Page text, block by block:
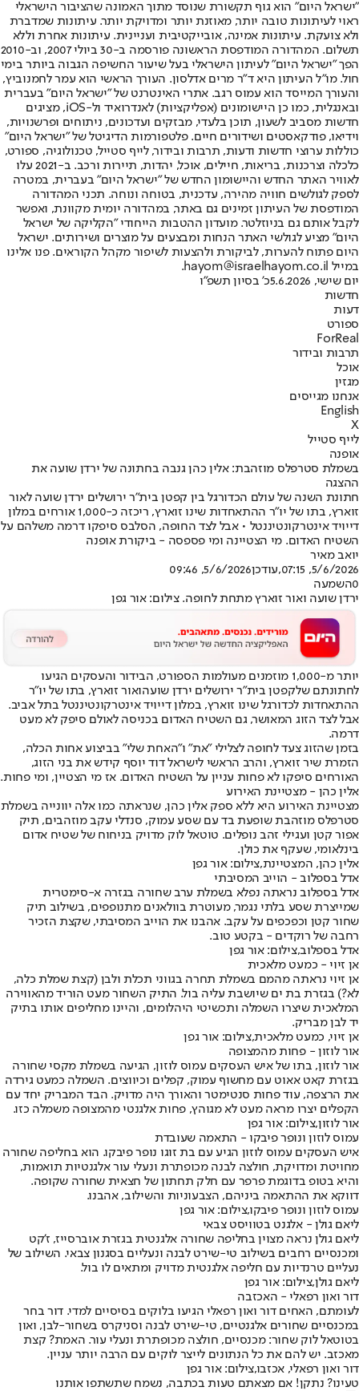
"ישראל היום" הוא גוף תקשורת שנוסד מתוך האמונה שהציבור הישראלי
ראוי לעיתונות טובה יותר, מאוזנת יותר ומדויקת יותר. עיתונות שמדברת
ולא צועקת. עיתונות אמינה, אובייקטיבית ועניינית. עיתונות אחרת וללא
תשלום. המהדורה המודפסת הראשונה פורסמה ב-30 ביולי 2007, וב-2010
הפך "ישראל היום" לעיתון הישראלי בעל שיעור החשיפה הגבוה ביותר בימי
חול. מו"ל העיתון היא ד"ר מרים אדלסון. העורך הראשי הוא עמר לחמנוביץ,
והעורך המייסד הוא עמוס רגב. אתרי האינטרנט של "ישראל היום" בעברית
ובאנגלית, כמו כן היישומונים (אפליקציות) לאנדרואיד ול-iOS, מציגים
חדשות מסביב לשעון, תוכן בלעדי, מבזקים ועדכונים, ניתוחים ופרשנויות,
וידיאו, פודקאסטים ושידורים חיים. פלטפורמות הדיגיטל של "ישראל היום"
כוללות ערוצי חדשות ודעות, תרבות ובידור, לייף סטייל, טכנולוגיה, ספורט,
כלכלה וצרכנות, בריאות, חיילים, אוכל, יהדות, תיירות ורכב. ב-2021 עלו
לאוויר האתר החדש והיישומון החדש של "ישראל היום" בעברית, במטרה
לספק לגולשים חוויה מהירה, עדכנית, בטוחה ונוחה. תכני המהדורה
המודפסת של העיתון זמינים גם באתר, במהדורה יומית מקוונת, ואפשר
לקבל אותם גם בניוזלטר. מועדון ההטבות הייחודי "הקליקה של ישראל
היום" מציע לגולשי האתר הנחות ומבצעים על מוצרים ושירותים. ישראל
היום פתוח להערות, לביקורת ולהצעות לשיפור מקהל הקוראים. פנו אלינו
במייל hayom@israelhayom.co.il.
יום שישי, 5.6.2026
כ' בסיון תשפ"ו
חדשות
דעות
ספורט
ForReal
תרבות ובידור
אוכל
מגזין
אנחנו מגייסים
English
X
לייף סטייל
אופנה
בשמלת סטרפלס מוזהבת: אלין כהן גנבה בחתונה של ירדן שועה את
ההצגה
חתונת השנה של עולם הכדורגל בין קפטן בית"ר ירושלים ירדן שועה לאור
זוארץ, בתו של יו"ר ההתאחדות שינו זוארץ, ריכזה כ-1,000 אורחים במלון
דייויד אינטרקונטיננטל • אבל לצד החופה, הסלבס סיפקו דרמה משלהם על
השטיח האדום. מי הצטיינה ומי פספסה - ביקורת אופנה
יואב מאיר
5/6/2026, 07:15
,עודכן5/6/2026, 09:46
0השמעה
ירדן שועה ואור זוארץ מתחת לחופה. צילום: אור גפן
יותר מ-1,000 מוזמנים מעולמות הספורט, הבידור והעסקים הגיעו
לחתונתם שלקפטן בית"ר ירושלים ירדן שועהואור זוארץ, בתו של יו"ר
ההתאחדות לכדורגל שינו זוארץ, במלון דייויד אינטרקונטיננטל בתל אביב.
אבל לצד הזוג המאושר, גם השטיח האדום בכניסה לאולם סיפק לא מעט
דרמה.
בזמן שהזוג צעד לחופה לצלילי "את" ו"האחת שלי" בביצוע אחות הכלה,
הזמרת שיר זוארץ, והרב הראשי לישראל דוד יוסף קידש את בני הזוג,
האורחים סיפקו לא פחות עניין על השטיח האדום. אז מי הצטיין, ומי פחות.
אלין כהן - מצטיינת האירוע
מצטיינת האירוע היא ללא ספק אלין כהן, שנראתה כמו אלה יוונייה בשמלת
סטרפלס מוזהבת שופעת בד עם שסע עמוק, סנדלי עקב מוזהבים, תיק
אפור קטן ועגילי זהב נופלים. טוטאל לוק מדויק בניחוח של שטיח אדום
בינלאומי, שעקף את כולן.
אלין כהן, המצטיינת,צילום: אור גפן
אדל בספלוב - הוייב המסיבתי
אדל בספלוב נראתה נפלא בשמלת ערב שחורה בגזרה א-סימטרית
שמייצרת שסע בלתי נגמר, מעוטרת בוולאנים מתנופפים, בשילוב תיק
שחור קטן וכפכפים על עקב. אהבנו את הוייב המסיבתי, שקצת הזכיר
רחבה של רוקדים - בקטע טוב.
אדל בספלוב,צילום: אור גפן
אן זיוי - כמעט מלאכית
אן זיוי נראתה מהמם בשמלת תחרה בגווני תכלת ולבן (קצת שמלת כלה,
לא?) בגזרת בת ים שיושבת עליה בול. התיק השחור מעט הוריד מהאווירה
המלאכית שיצרו השמלה ותכשיטי היהלומים, והיינו מחליפים אותו בתיק
יד לבן מבריק.
אן זיוי, כמעט מלאכית,צילום: אור גפן
אור לוזון - פחות מהמצופה
אור לוזון, בתו של איש העסקים עמוס לוזון, הגיעה בשמלת מקסי שחורה
בגזרת קאט אאוט עם מחשוף עמוק, קפלים וכיווצים. השמלה כמעט גירדה
את הרצפה, עוד פחות סנטימטר והאורך היה מדויק. הבד המבריק יחד עם
הקפלים יצרו מראה מעט לא מגוהץ, פחות אלגנטי מהמצופה משמלה כזו.
אור לוזון,צילום: אור גפן
עמוס לוזון ונופר פיבקו - התאמה שעובדת
איש העסקים עמוס לוזון הגיע עם בת זוגו נופר פיבקו. הוא בחליפה שחורה
מחויטת ומדויקת, חולצה לבנה מכופתרת ונעלי עור אלגנטיות תואמות,
והיא בטופ בדוגמת פרפר עם חלק תחתון של חצאית שחורה שקופה.
דווקא את ההתאמה ביניהם, הצבעוניות והשילוב, אהבנו.
עמוס לוזון ונופר פיבקו,צילום: אור גפן
ליאם גולן - אלגנט בטוויסט צבאי
ליאם גולן נראה מצוין בחליפה שחורה אלגנטית בגזרת אוברסייז, ז'קט
ומכנסיים רחבים בשילוב טי-שירט לבנה ונעליים בסגנון צבאי. השילוב של
נעליים טרנדיות עם חליפה אלגנטית מדויק ומתאים לו בול.
ליאם גולן,צילום: אור גפן
דור ואון רפאלי - האכזבה
לעומתם, האחים דור ואון רפאלי הגיעו בלוקים בסיסיים למדי. דור בחר
במכנסיים שחורים אלגנטיים, טי-שירט לבנה וסניקרס בשחור-לבן, ואון
בטוטאל לוק שחור: מכנסיים, חולצה מכופתרת ונעלי עור. האמת? קצת
מאכזב. יש להם את כל הנתונים לייצר לוקים עם הרבה יותר עניין.
דור ואון רפאלי, אכזבו,צילום: אור גפן
טעינו? נתקן! אם מצאתם טעות בכתבה, נשמח שתשתפו אותנו